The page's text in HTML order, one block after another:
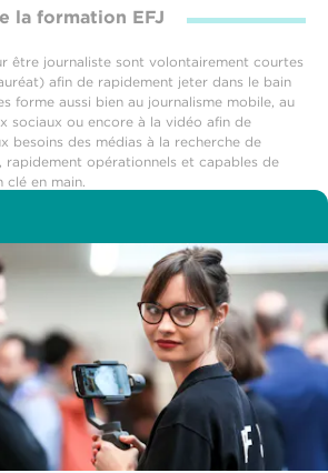
la formation EFJ
être journaliste sont volontairement courtes
afin de rapidement jeter dans le bain
forme aussi bien au journalisme mobile, au
sociaux ou encore à la vidéo afin de
besoins des médias à la recherche de
rapidement opérationnels et capables de
clé en main.
être journaliste à l’EFJ, les étudiants
véritable newsroom reliée à un studio TV &
afin de travailler et produire de
réelle.
également
web